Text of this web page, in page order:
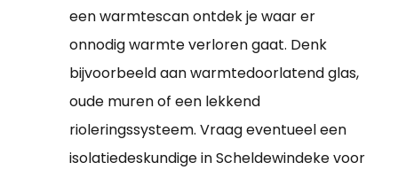
een warmtescan ontdek je waar er
onnodig warmte verloren gaat. Denk
bijvoorbeeld aan warmtedoorlatend glas,
oude muren of een lekkend
rioleringssysteem. Vraag eventueel een
isolatiedeskundige in Scheldewindeke voor